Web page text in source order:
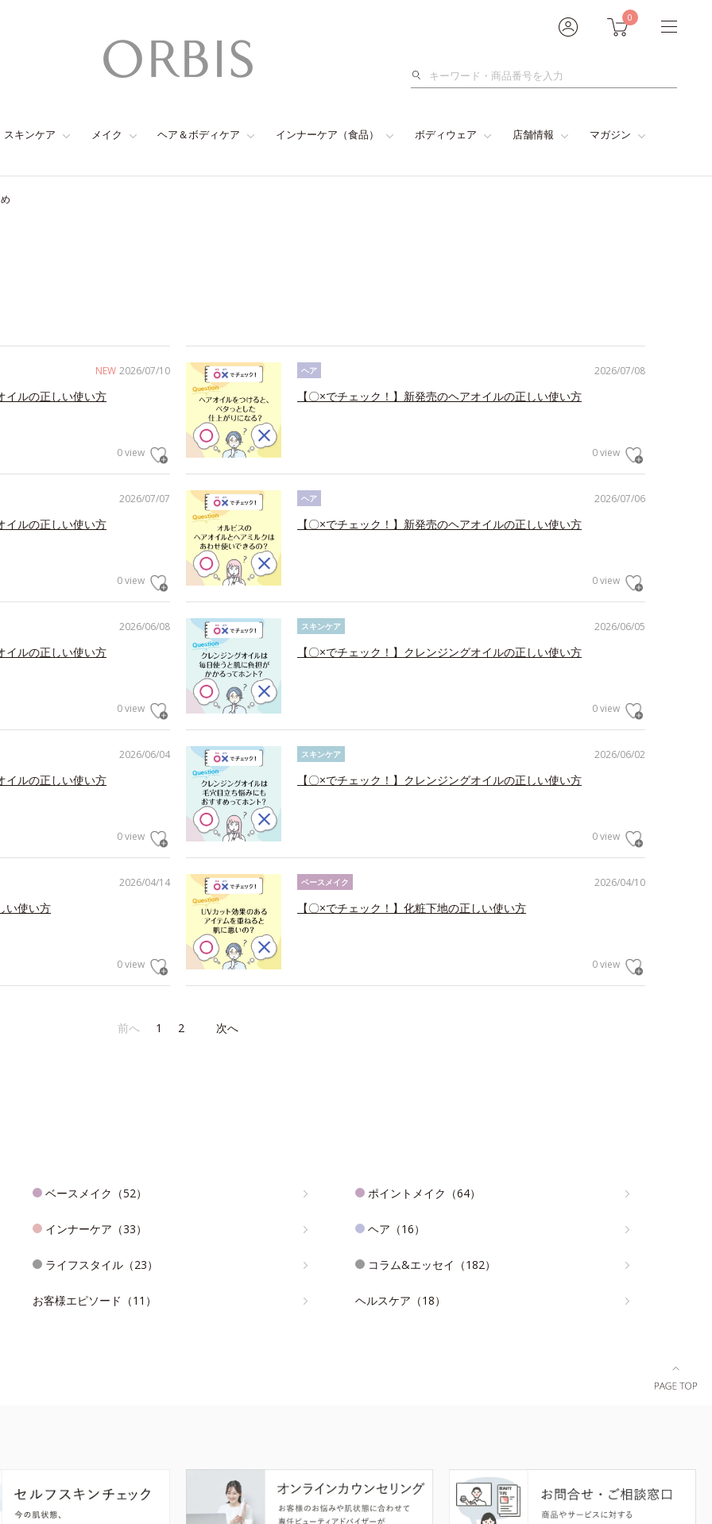
0
検
スキンケア メイク ヘア＆ボディケア インナーケア（食品） ボディウェア 店舗情報 マガジン
NEW 2026/07/10
イルの正しい使い方
0 view
2026/07/08
ヘア
【〇×でチェック！】新発売のヘアオイルの正しい使い方
0 view
2026/07/07
イルの正しい使い方
0 view
2026/07/06
ヘア
【〇×でチェック！】新発売のヘアオイルの正しい使い方
0 view
2026/06/08
イルの正しい使い方
0 view
2026/06/05
スキンケア
【〇×でチェック！】クレンジングオイルの正しい使い方
0 view
2026/06/04
イルの正しい使い方
0 view
2026/06/02
スキンケア
【〇×でチェック！】クレンジングオイルの正しい使い方
0 view
2026/04/14
い使い方
0 view
2026/04/10
ベースメイク
【〇×でチェック！】化粧下地の正しい使い方
0 view
前へ 1 2 次へ
ベースメイク（52） ポイントメイク（64）
インナーケア（33） ヘア（16）
ライフスタイル（23） コラム&エッセイ（182）
お客様エピソード（11） ヘルスケア（18）